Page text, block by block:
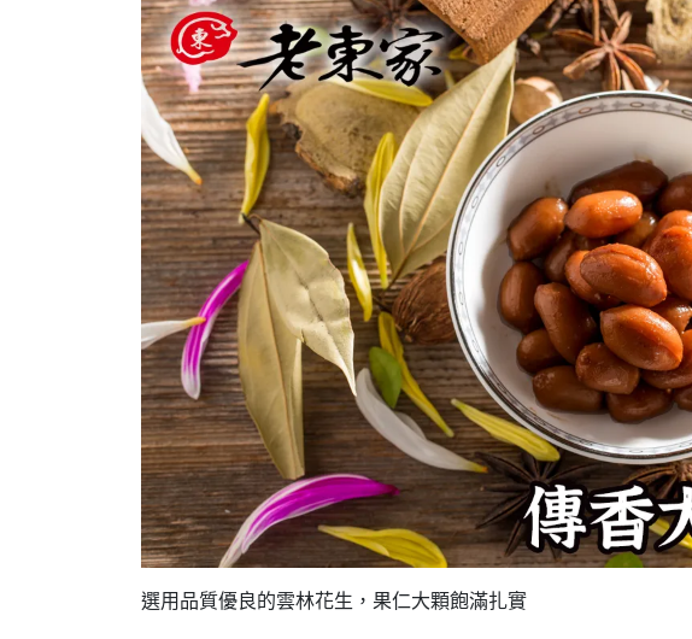
選用品質優良的雲林花生 ，果仁大顆飽滿扎實